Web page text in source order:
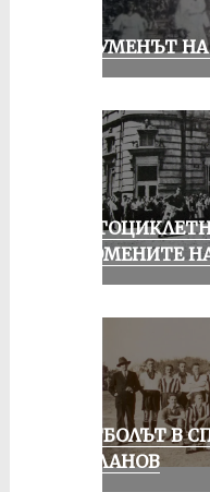
ШОУМЕНЪТ НА
СПОМЕНИТЕ
ФУТБОЛЪТ В
МИЛАНОВ